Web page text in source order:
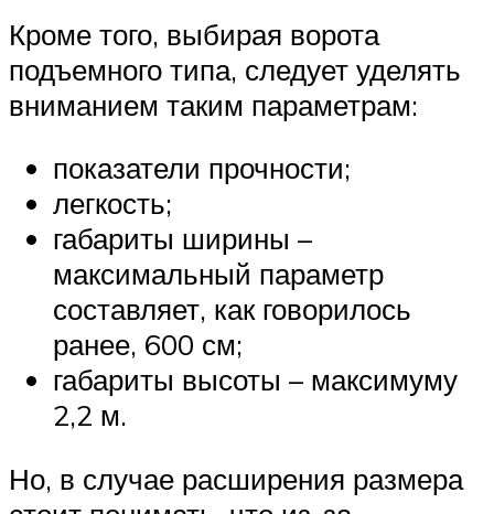
Кроме того, выбирая ворота
подъемного типа, следует уделять
вниманием таким параметрам:
показатели прочности;
легкость;
габариты ширины –
максимальный параметр
составляет, как говорилось
ранее, 600 см;
габариты высоты – максимуму
2,2 м.
Но, в случае расширения размера